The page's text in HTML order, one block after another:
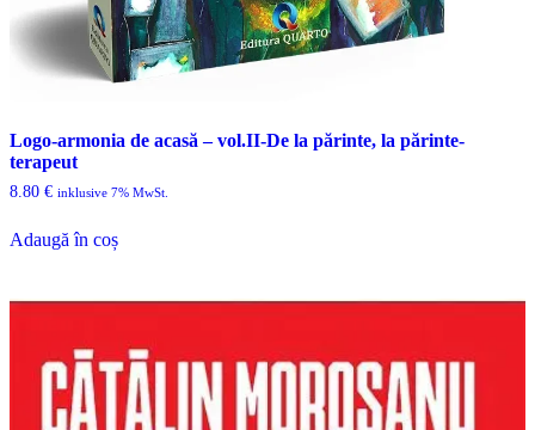
Logo-armonia de acasă – vol.II-De la părinte, la părinte-
terapeut
8.80 € inklusive 7% MwSt.
Adaugă în coș